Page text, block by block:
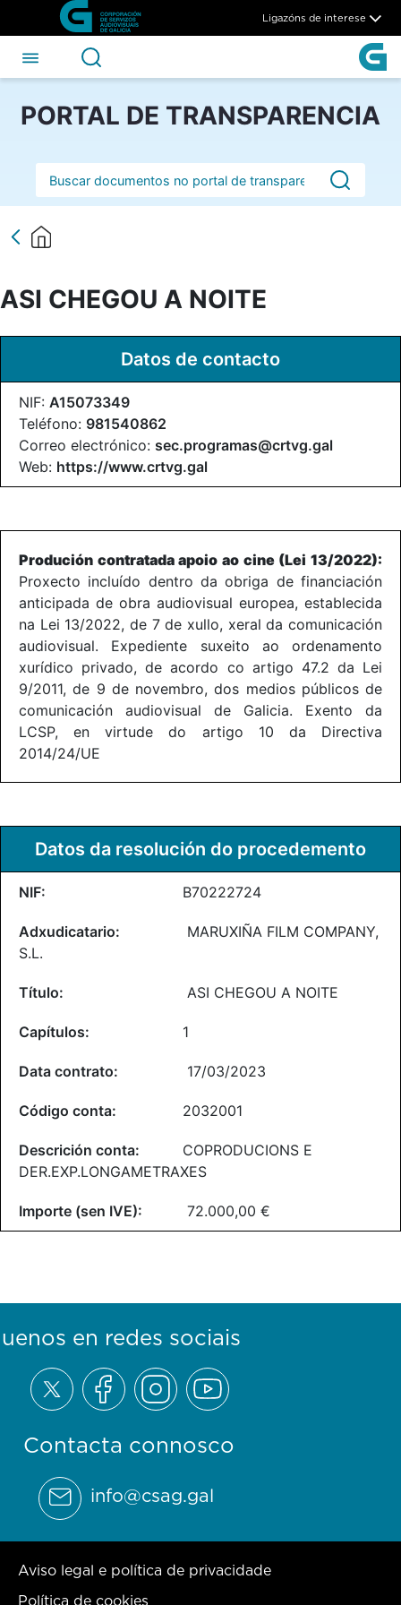
Skip to Main Content
ASI CHEGOU A NOITE -
Ligazóns de interese
PORTAL DE TRANSPARENCIA
Barra de busca
ASI CHEGOU A NOITE
Datos de contacto
NIF: A15073349
Teléfono: 981540862
Correo electrónico: sec.programas@crtvg.gal
Web: https://www.crtvg.gal
Produción contratada apoio ao cine (Lei 13/2022):
Proxecto incluído dentro da obriga de financiación
anticipada de obra audiovisual europea, establecida
na Lei 13/2022, de 7 de xullo, xeral da comunicación
audiovisual. Expediente suxeito ao ordenamento
xurídico privado, de acordo co artigo 47.2 da Lei
9/2011, de 9 de novembro, dos medios públicos de
comunicación audiovisual de Galicia. Exento da
LCSP, en virtude do artigo 10 da Directiva
2014/24/UE
Datos da resolución do procedemento
B70222724
MARUXIÑA FILM COMPANY,
S.L.
ASI CHEGOU A NOITE
1
17/03/2023
2032001
COPRODUCIONS E
DER.EXP.LONGAMETRAXES
72.000,00 €
Contacta connosco
info@csag.gal
en redes sociais
Aviso legal e política de privacidade
Política de cookies